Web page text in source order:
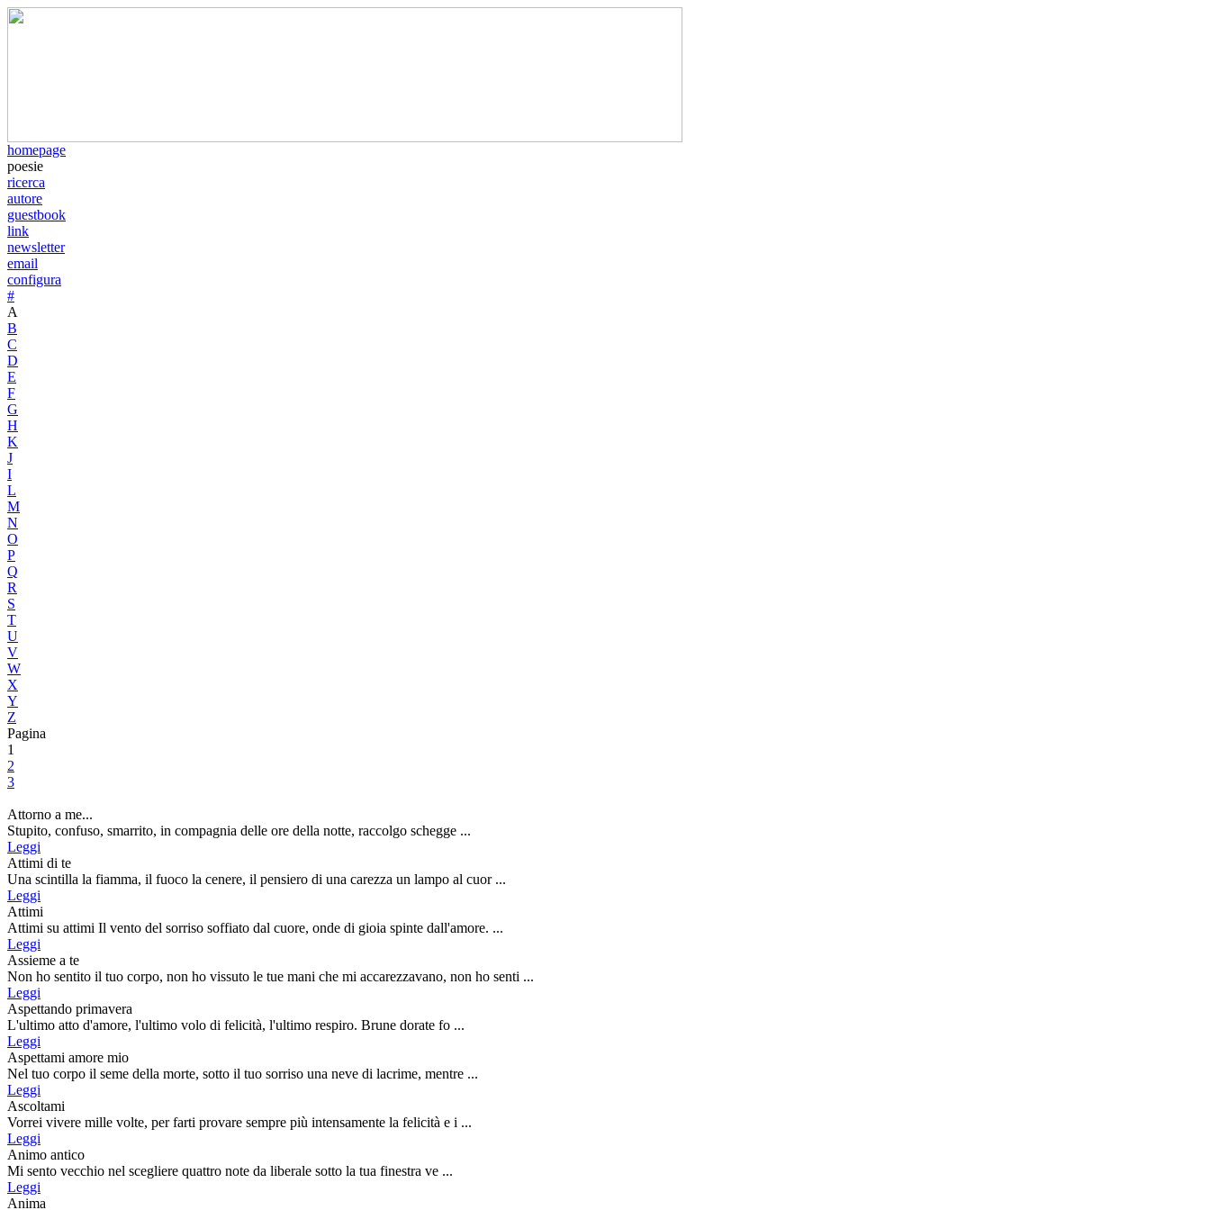
homepage
poesie
ricerca
autore
guestbook
link
newsletter
email
configura
#
A
B
C
D
E
F
G
H
K
J
I
L
M
N
O
P
Q
R
S
T
U
V
W
X
Y
Z
Pagina
1
2
3
Attorno a me...
Stupito, confuso, smarrito, in compagnia delle ore della notte, raccolgo schegge ...
Leggi
Attimi di te
Una scintilla la fiamma, il fuoco la cenere, il pensiero di una carezza un lampo al cuor ...
Leggi
Attimi
Attimi su attimi Il vento del sorriso soffiato dal cuore, onde di gioia spinte dall'amore. ...
Leggi
Assieme a te
Non ho sentito il tuo corpo, non ho vissuto le tue mani che mi accarezzavano, non ho senti ...
Leggi
Aspettando primavera
L'ultimo atto d'amore, l'ultimo volo di felicità, l'ultimo respiro. Brune dorate fo ...
Leggi
Aspettami amore mio
Nel tuo corpo il seme della morte, sotto il tuo sorriso una neve di lacrime, mentre ...
Leggi
Ascoltami
Vorrei vivere mille volte, per farti provare sempre più intensamente la felicità e i ...
Leggi
Animo antico
Mi sento vecchio nel scegliere quattro note da liberale sotto la tua finestra ve ...
Leggi
Anima